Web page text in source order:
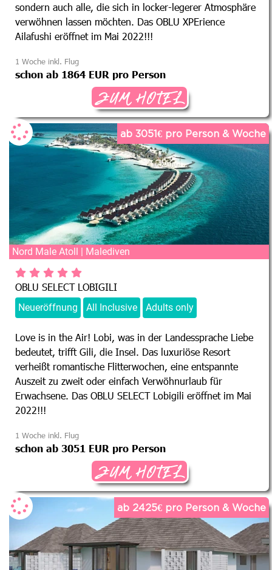
sondern auch alle, die sich in locker-legerer Atmosphäre
verwöhnen lassen möchten. Das OBLU XPErience
Ailafushi eröffnet im Mai 2022!!!
1 Woche inkl. Flug
schon ab 1864 EUR pro Person
ZUM HOTEL
ab 3051€ pro Person & Woche
Nord Male Atoll | Malediven
OBLU SELECT LOBIGILI
Neueröffnung
All Inclusive Adults only
Love is in the Air! Lobi, was in der Landessprache Liebe
bedeutet, trifft Gili, die Insel. Das luxuriöse Resort
verheißt romantische Flitterwochen, eine entspannte
Auszeit zu zweit oder einfach Verwöhnurlaub für
Erwachsene. Das OBLU SELECT Lobigili eröffnet im Mai
2022!!!
1 Woche inkl. Flug
schon ab 3051 EUR pro Person
ZUM HOTEL
ab 2425€ pro Person & Woche